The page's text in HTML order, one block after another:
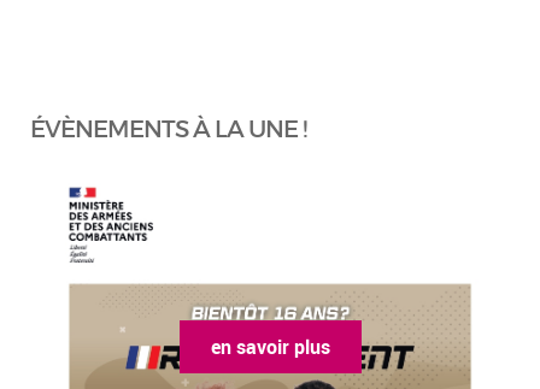
ÉVÈNEMENTS À LA UNE !
en savoir plus